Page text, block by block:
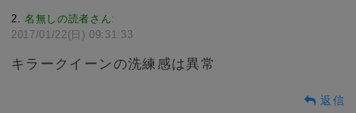
2 名無しの読者さん:
2017/01/22(日) 09:31:33
キラークイーンの洗練感は異常
返信